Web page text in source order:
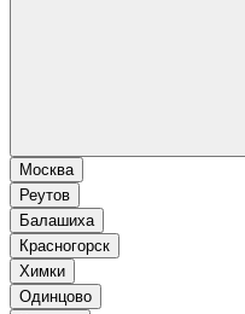
Москва
Реутов
Балашиха
Красногорск
Химки
Одинцово